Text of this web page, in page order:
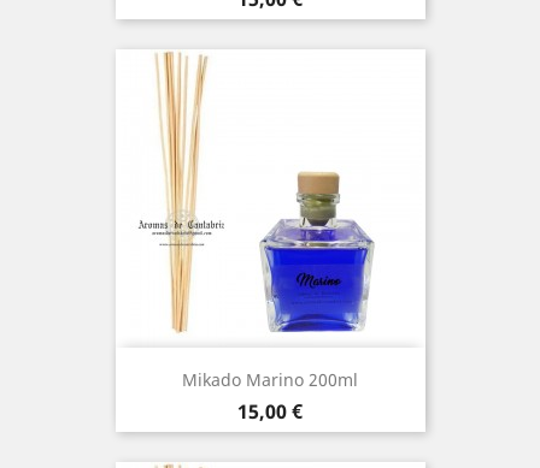
Mikado Marino 200ml
Precio
15,00 €